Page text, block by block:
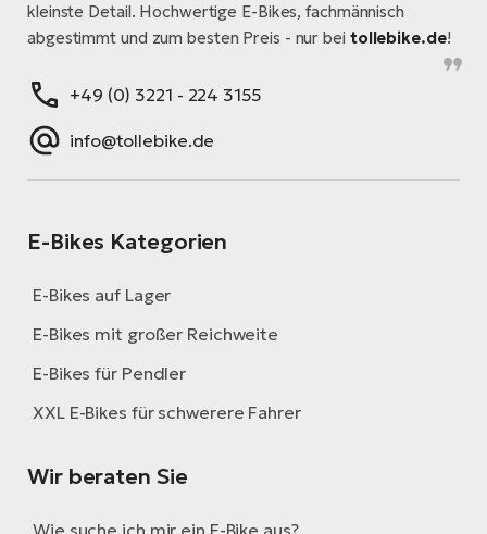
kleinste Detail. Hochwertige E-Bikes, fachmännisch
abgestimmt und zum besten Preis - nur bei tollebike.de!
+49 (0) 3221 - 224 3155
info@tollebike.de
E-Bikes Kategorien
E-Bikes auf Lager
E-Bikes mit großer Reichweite
E-Bikes für Pendler
XXL E-Bikes für schwerere Fahrer
Wir beraten Sie